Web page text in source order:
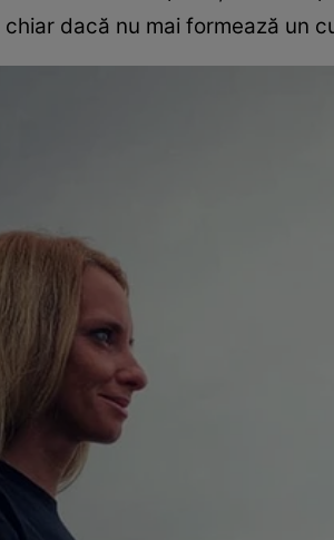
dacă nu mai formează un